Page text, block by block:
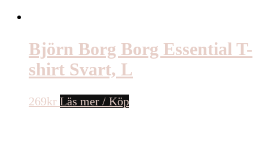
Björn Borg Borg Essential T-
shirt Svart, L
269kr Läs mer / Köp